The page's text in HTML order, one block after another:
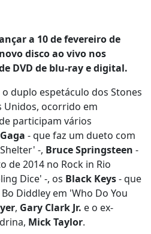
a 10 de fevereiro de
disco ao vivo nos
DVD de blu-ray e digital.
o duplo espetáculo dos Stones
Unidos, ocorrido em
participam vários
- que faz um dueto com
-, Bruce Springsteen -
de 2014 no Rock in Rio
Dice' -, os Black Keys- que
Diddley em 'Who Do You
, Gary Clark Jr. e o ex-
Mick Taylor.